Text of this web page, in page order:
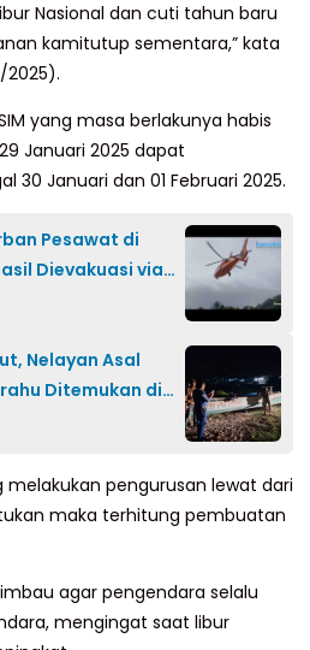
Nasional dan cuti tahun baru
kamitutup sementara,” kata
2025).
yang masa berlakunya habis
Januari 2025 dapat
30 Januari dan 01 Februari 2025.
Pesawat di
Dievakuasi via
Nelayan Asal
Ditemukan di
melakukan pengurusan lewat dari
maka terhitung pembuatan
agar pengendara selalu
mengingat saat libur